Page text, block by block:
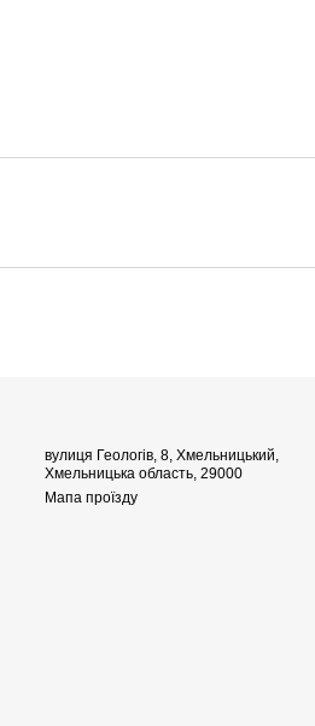
вулиця Геологів, 8, Хмельницький,
Хмельницька область, 29000
Мапа проїзду